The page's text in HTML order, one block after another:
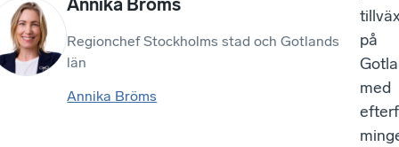
Regionchef Stockholms stad och Gotlands
län
Annika Bröms
på
med